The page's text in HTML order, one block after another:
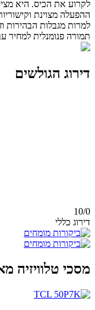
תמורה פנומנלית למחיר
דירוג הגולשים
10/0
דירוג כללי
מסכי טלוויזיה